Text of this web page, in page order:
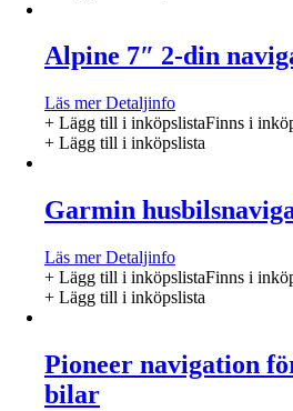
Alpine 7″ 2-din
Läs merDetaljinfo
+ Lägg till i inköpslistaFinns i
+ Lägg till i inköpslista
Garmin
Läs merDetaljinfo
+ Lägg till i inköpslistaFinns i
+ Lägg till i inköpslista
Pioneer navigation
bilar